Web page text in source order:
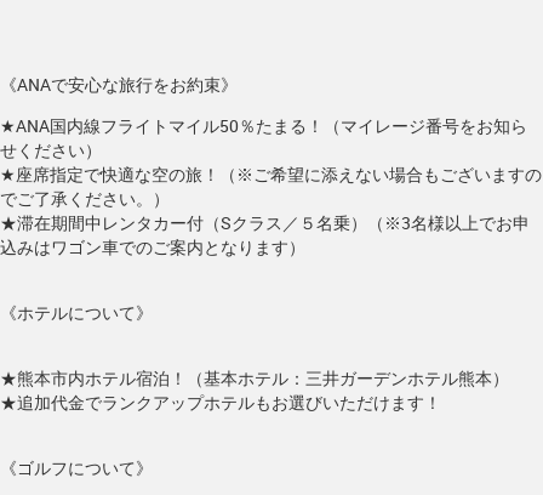
《ANAで安心な旅行をお約束》
★ANA国内線フライトマイル50％たまる！（マイレージ番号をお知ら
せください）
★座席指定で快適な空の旅！（※ご希望に添えない場合もございますの
でご了承ください。）
★滞在期間中レンタカー付（Sクラス／５名乗）（※3名様以上でお申
込みはワゴン車でのご案内となります）
《ホテルについて》
★熊本市内ホテル宿泊！（基本ホテル：三井ガーデンホテル熊本）
★追加代金でランクアップホテルもお選びいただけます！
《ゴルフについて》